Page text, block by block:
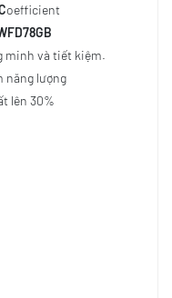
oefficient
minh và tiết kiệm.
năng lượng
lên 30%